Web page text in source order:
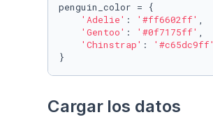
penguin_color = {
'Adelie' : '#ff6602ff' ,
'Gentoo' : '#0f7175ff' ,
'Chinstrap' :
'#c65dc9ff'
}
Cargar los datos